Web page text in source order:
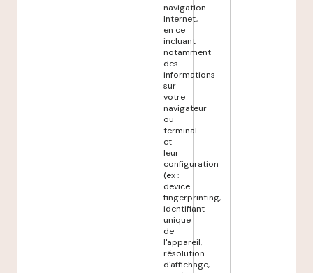
navigation
Internet,
en ce
incluant
notamment
des
informations
sur
votre
navigateur
ou
terminal
et
leur
configuration
(ex :
device
fingerprinting,
identifiant
unique
de
l'appareil,
résolution
d'affichage,